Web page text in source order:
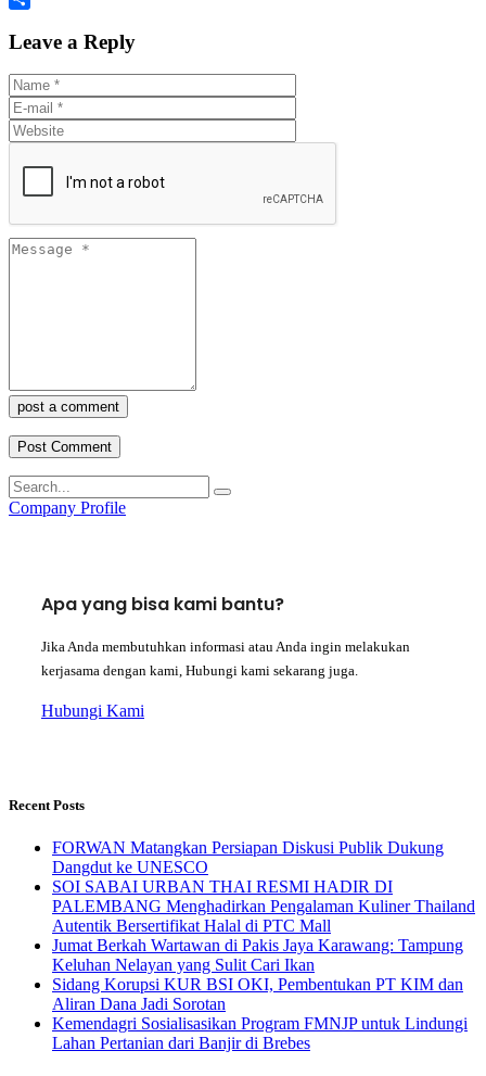
Leave a Reply
post a comment
Company Profile
Apa yang bisa kami bantu?
Jika Anda membutuhkan informasi atau Anda ingin melakukan
kerjasama dengan kami, Hubungi kami sekarang juga.
Hubungi Kami
Recent Posts
FORWAN Matangkan Persiapan Diskusi Publik Dukung
Dangdut ke UNESCO
SOI SABAI URBAN THAI RESMI HADIR DI
PALEMBANG Menghadirkan Pengalaman Kuliner Thailand
Autentik Bersertifikat Halal di PTC Mall
Jumat Berkah Wartawan di Pakis Jaya Karawang: Tampung
Keluhan Nelayan yang Sulit Cari Ikan
Sidang Korupsi KUR BSI OKI, Pembentukan PT KIM dan
Aliran Dana Jadi Sorotan
Kemendagri Sosialisasikan Program FMNJP untuk Lindungi
Lahan Pertanian dari Banjir di Brebes